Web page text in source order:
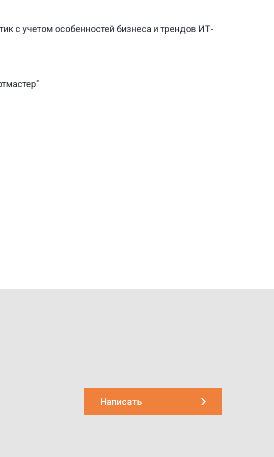
с учетом особенностей бизнеса и трендов ИТ-
Написать